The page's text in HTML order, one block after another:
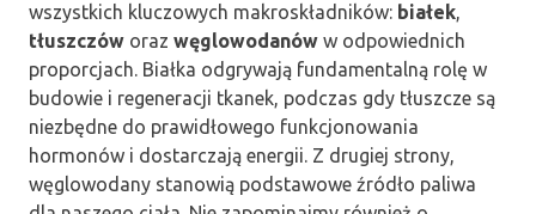
wszystkich kluczowych makroskładników: białek,
tłuszczów oraz węglowodanów w odpowiednich
proporcjach. Białka odgrywają fundamentalną rolę w
budowie i regeneracji tkanek, podczas gdy tłuszcze są
niezbędne do prawidłowego funkcjonowania
hormonów i dostarczają energii. Z drugiej strony,
węglowodany stanowią podstawowe źródło paliwa